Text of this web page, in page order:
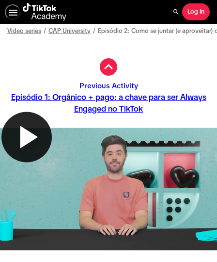
Search
Log In
Video series CAP University Episódio 2: Como se juntar (e aproveitar)
Previous Activity
Episódio 1: Orgânico + pago: a chave para ser Always
Engaged no TikTok